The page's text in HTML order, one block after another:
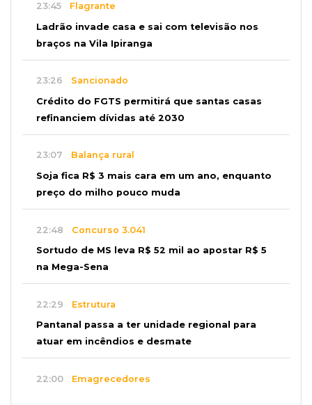
23:45 Flagrante
Ladrão invade casa e sai com televisão nos
braços na Vila Ipiranga
23:26 Sancionado
Crédito do FGTS permitirá que santas casas
refinanciem dívidas até 2030
23:07 Balança rural
Soja fica R$ 3 mais cara em um ano, enquanto
preço do milho pouco muda
22:48 Concurso 3.041
Sortudo de MS leva R$ 52 mil ao apostar R$ 5
na Mega-Sena
22:29 Estrutura
Pantanal passa a ter unidade regional para
atuar em incêndios e desmate
22:00 Emagrecedores